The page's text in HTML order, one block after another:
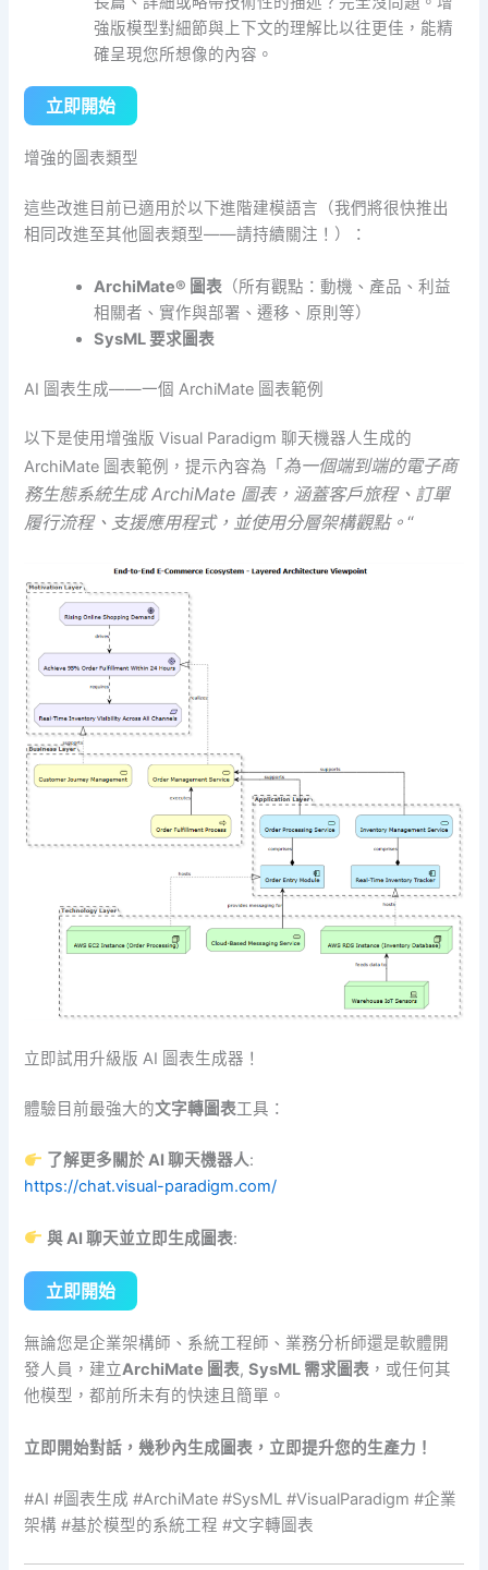
強版模型對細節與上下文的理解比以往更佳，能精
確呈現您所想像的內容。
立即開始
增強的圖表類型
這些改進目前已適用於以下進階建模語言（我們將很快推出
相同改進至其他圖表類型——請持續關注！）：
ArchiMate® 圖表 （所有觀點：動機、產品、利益
相關者、實作與部署、遷移、原則等）
SysML 要求圖表
AI 圖表生成——一個 ArchiMate 圖表範例
以下是使用增強版 Visual Paradigm 聊天機器人生成的
ArchiMate 圖表範例，提示內容為「 為一個端到端的電子商
務生態系統生成 ArchiMate 圖表，涵蓋客戶旅程、訂單
履行流程、支援應用程式，並使用分層架構觀點。“
立即試用升級版 AI 圖表生成器！
體驗目前最強大的文字轉圖表工具：
了解更多關於 AI 聊天機器人:
https://chat.visual-paradigm.com/
與 AI 聊天並立即生成圖表:
立即開始
無論您是企業架構師、系統工程師、業務分析師還是軟體開
發人員，建立ArchiMate 圖表,SysML 需求圖表 ，或任何其
他模型，都前所未有的快速且簡單。
立即開始對話，幾秒內生成圖表，立即提升您的生產力！
#AI #圖表生成 #ArchiMate #SysML #VisualParadigm #企業
架構 #基於模型的系統工程 #文字轉圖表